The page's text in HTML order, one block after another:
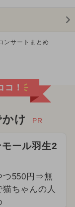
ンサートまとめ
！
け PR
モール羽生2
つ550円⇒無
ちゃんの人